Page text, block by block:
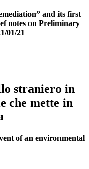
and its first
notes on Preliminary
01/21
straniero in
che mette in
of an environmental